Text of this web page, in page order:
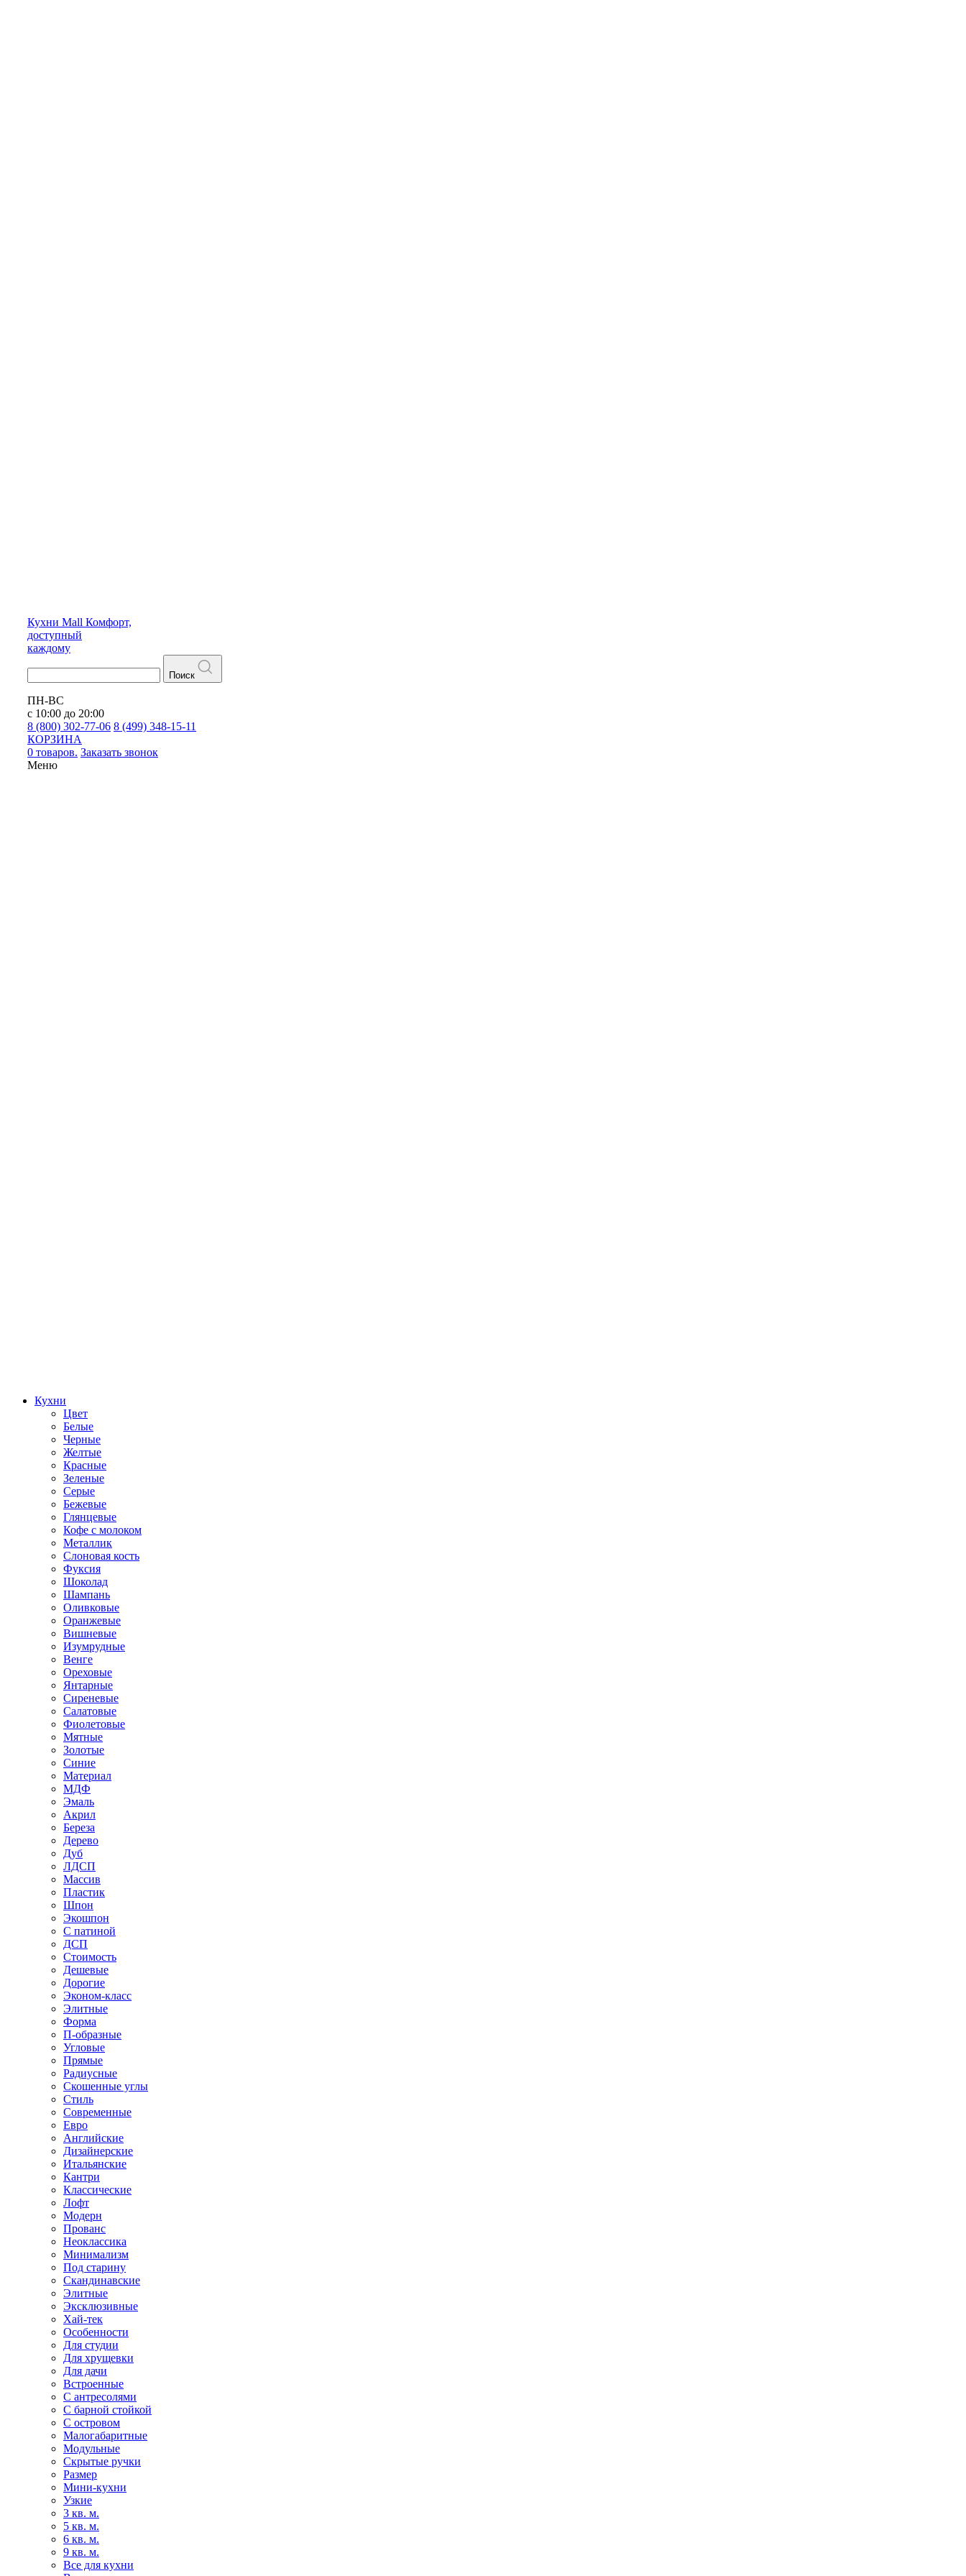
Кухни Mall Комфорт,
доступный
каждому
Поиск
ПН-ВС
с 10:00 до 20:00
8 (800) 302-77-06 8 (499) 348-15-11
КОРЗИНА
0 товаров. Заказать звонок
Меню
Кухни
Цвет
Белые
Черные
Желтые
Красные
Зеленые
Серые
Бежевые
Глянцевые
Кофе с молоком
Металлик
Слоновая кость
Фуксия
Шоколад
Шампань
Оливковые
Оранжевые
Вишневые
Изумрудные
Венге
Ореховые
Янтарные
Сиреневые
Салатовые
Фиолетовые
Мятные
Золотые
Синие
Материал
МДФ
Эмаль
Акрил
Береза
Дерево
Дуб
ЛДСП
Массив
Пластик
Шпон
Экошпон
С патиной
ДСП
Стоимость
Дешевые
Дорогие
Эконом-класс
Элитные
Форма
П-образные
Угловые
Прямые
Радиусные
Скошенные углы
Стиль
Современные
Евро
Английские
Дизайнерские
Итальянские
Кантри
Классические
Лофт
Модерн
Прованс
Неоклассика
Минимализм
Под старину
Скандинавские
Элитные
Эксклюзивные
Хай-тек
Особенности
Для студии
Для хрущевки
Для дачи
Встроенные
С антресолями
С барной стойкой
С островом
Малогабаритные
Модульные
Скрытые ручки
Размер
Мини-кухни
Узкие
3 кв. м.
5 кв. м.
6 кв. м.
9 кв. м.
Все для кухни